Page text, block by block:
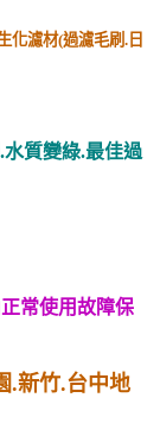
化濾材(過濾毛刷.日
水質變綠.最佳過
常使用故障保
.新竹.台中地